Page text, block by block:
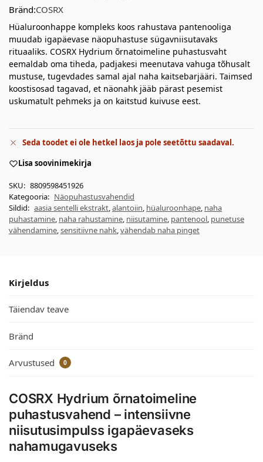
Bränd:COSRX
Hüaluroonhappe kompleks koos rahustava pantenooliga
muudab igapäevase näopuhastuse sügavniisutavaks
rituaaliks. COSRX Hydrium õrnatoimeline puhastusvaht
eemaldab oma tiheda, padjakesi meenutava vahuga tõhusalt
mustuse, tugevdades samal ajal naha kaitsebarjääri. Taimsed
koostisosad tagavad, et näonahk jääb pärast pesemist
uskumatult pehmeks ja on kaitstud kuivuse eest.
Seda toodet ei ole hetkel laos ja pole seetõttu saadaval.
Lisa soovinimekirja
SKU: 8809598451926
Kategooria: Näopuhastusvahendid
Sildid: aasia sentelli ekstrakt,alantoiin, hüaluroonhape, naha
puhastamine, naha rahustamine, niisutamine, pantenool, punetuse
vähendamine,sensitiivne nahk,vähendab naha pinget
Kirjeldus
Täiendav teave
Bränd
Arvustused 0
COSRX Hydrium õrnatoimeline
puhastusvahend – intensiivne
niisutusimpulss igapäevaseks
nahamugavuseks